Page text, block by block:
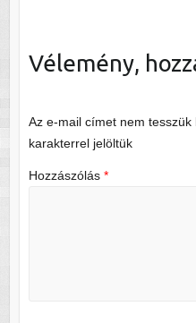
Vélemény,
Az e-mail címet nem tesszük
karakterrel jelöltük
Hozzászólás *